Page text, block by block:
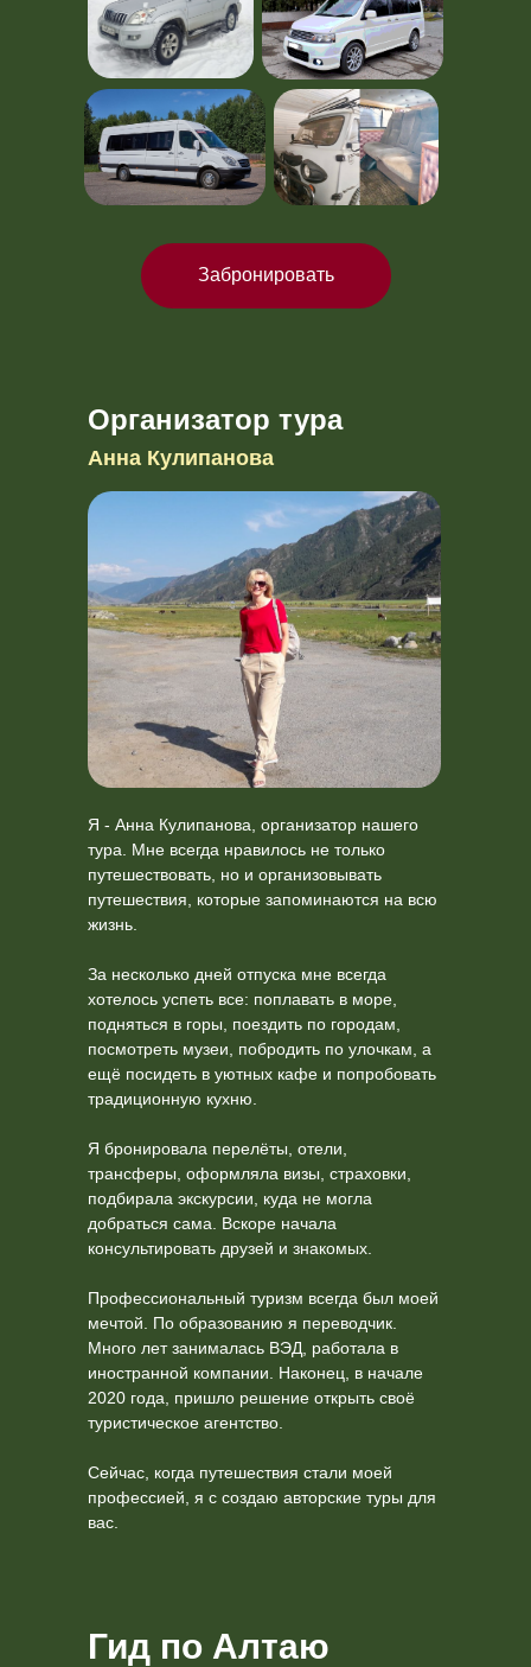
Забронировать
Анна Кулипанова
Организатор тура
Я - Анна Кулипанова, организатор нашего
тура. Мне всегда нравилось не только
путешествовать, но и организовывать
путешествия, которые запоминаются на всю
жизнь.
За несколько дней отпуска мне всегда
хотелось успеть все: поплавать в море,
подняться в горы, поездить по городам,
посмотреть музеи, побродить по улочкам, а
ещё посидеть в уютных кафе и попробовать
традиционную кухню.
Я бронировала перелёты, отели,
трансферы, оформляла визы, страховки,
подбирала экскурсии, куда не могла
добраться сама. Вскоре начала
консультировать друзей и знакомых.
Профессиональный туризм всегда был моей
мечтой. По образованию я переводчик.
Много лет занималась ВЭД, работала в
иностранной компании. Наконец, в начале
2020 года, пришло решение открыть своё
туристическое агентство.
Сейчас, когда путешествия стали моей
профессией, я с создаю авторские туры для
вас.
Гид по Алтаю